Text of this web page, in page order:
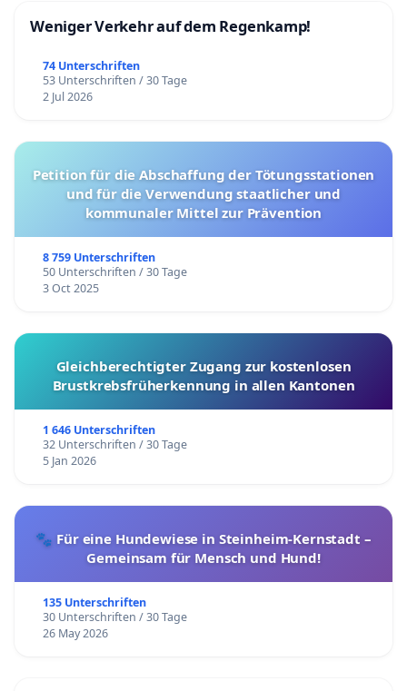
Weniger Verkehr auf dem Regenkamp!
74 Unterschriften
53 Unterschriften / 30 Tage
2 Jul 2026
Petition für die Abschaffung der Tötungsstationen
und für die Verwendung staatlicher und
kommunaler Mittel zur Prävention
8 759 Unterschriften
50 Unterschriften / 30 Tage
3 Oct 2025
Gleichberechtigter Zugang zur kostenlosen
Brustkrebsfrüherkennung in allen Kantonen
1 646 Unterschriften
32 Unterschriften / 30 Tage
5 Jan 2026
🐾 Für eine Hundewiese in Steinheim-Kernstadt –
Gemeinsam für Mensch und Hund!
135 Unterschriften
30 Unterschriften / 30 Tage
26 May 2026